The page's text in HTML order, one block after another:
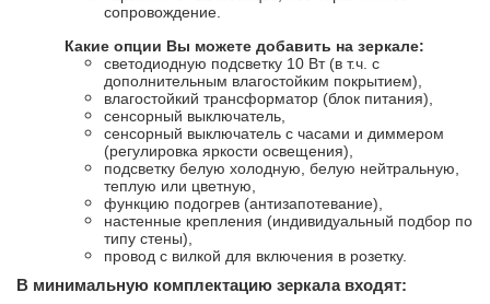
сопровождение.
Какие опции Вы можете добавить на зеркале:
светодиодную подсветку 10 Вт (в т.ч. с
дополнительным влагостойким покрытием),
влагостойкий трансформатор (блок питания),
сенсорный выключатель,
сенсорный выключатель с часами и диммером
(регулировка яркости освещения),
подсветку белую холодную, белую нейтральную,
теплую или цветную,
функцию подогрев (антизапотевание),
настенные крепления (индивидуальный подбор по
типу стены),
провод с вилкой для включения в розетку.
В минимальную комплектацию зеркала входят: